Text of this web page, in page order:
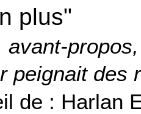
plus"
avant-
peignait des
de : Harlan